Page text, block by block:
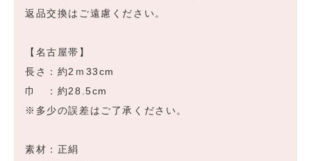
返品交換はご遠慮ください。
【名古屋帯】
長さ：約2ｍ33cm
巾 ：約28.5cm
※多少の誤差はご了承ください。
素材：正絹